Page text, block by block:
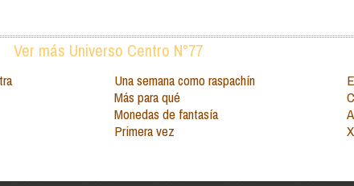
Ver más Universo Centro N°77
Una semana como raspachín
Más para qué
Monedas de fantasía
Primera vez